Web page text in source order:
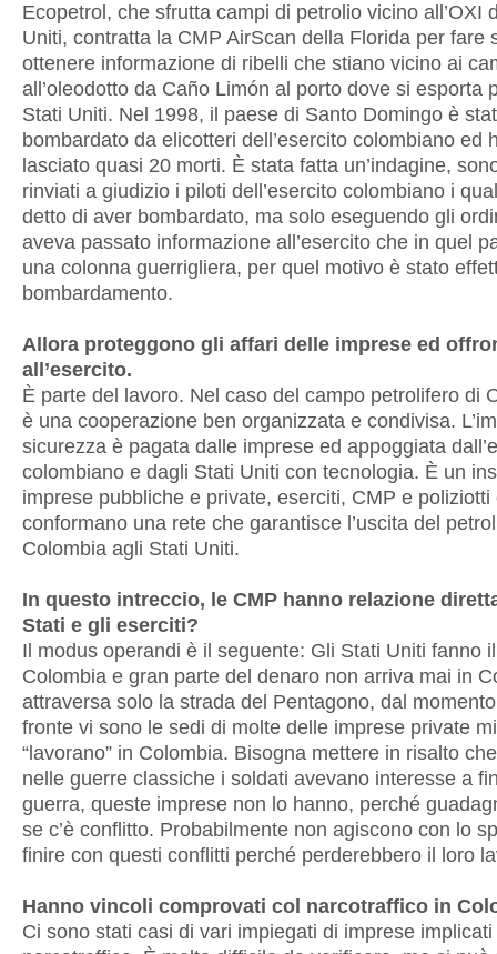
Ecopetrol, che sfrutta campi di petrolio vicino all’OXI
Uniti, contratta la CMP AirScan della Florida per fare
ottenere informazione di ribelli che stiano vicino ai
all’oleodotto da Caño Limón al porto dove si esporta
Stati Uniti. Nel 1998, il paese di Santo Domingo è
bombardato da elicotteri dell’esercito colombiano ed
lasciato quasi 20 morti. È stata fatta un’indagine,
rinviati a giudizio i piloti dell’esercito colombiano i
detto di aver bombardato, ma solo eseguendo gli
aveva passato informazione all’esercito che in quel
una colonna guerrigliera, per quel motivo è stato
bombardamento.
Allora proteggono gli affari delle imprese ed
all’esercito.
È parte del lavoro. Nel caso del campo petrolifero di
è una cooperazione ben organizzata e condivisa.
sicurezza è pagata dalle imprese ed appoggiata
colombiano e dagli Stati Uniti con tecnologia. È un
imprese pubbliche e private, eserciti, CMP e poliziotti
conformano una rete che garantisce l’uscita del
Colombia agli Stati Uniti.
In questo intreccio, le CMP hanno relazione
Stati e gli eserciti?
Il modus operandi è il seguente: Gli Stati Uniti fanno
Colombia e gran parte del denaro non arriva mai in
attraversa solo la strada del Pentagono, dal
fronte vi sono le sedi di molte delle imprese private
“lavorano” in Colombia. Bisogna mettere in risalto
nelle guerre classiche i soldati avevano interesse a
guerra, queste imprese non lo hanno, perché
se c’è conflitto. Probabilmente non agiscono con lo
finire con questi conflitti perché perderebbero il loro
Hanno vincoli comprovati col narcotraffico in
Ci sono stati casi di vari impiegati di imprese